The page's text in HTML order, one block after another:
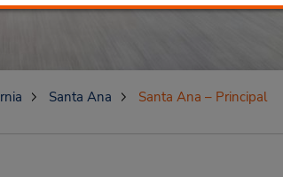
Santa Ana Santa Ana – Principal